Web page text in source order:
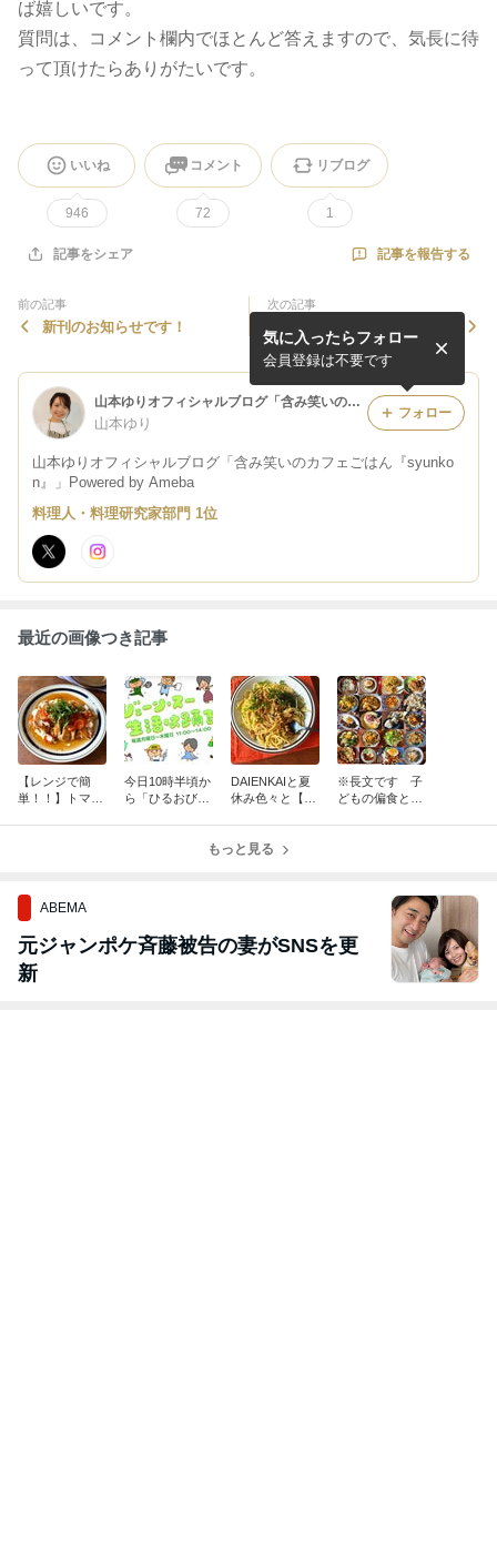
ば嬉しいです。
質問は、コメント欄内でほとんど答えますので、気長に待
って頂けたらありがたいです。
いいね
946
コメント
72
リブログ
1
記事をシェア 記事を報告する
前の記事
新刊のお知らせです！
次の記事
【簡単！！】アレルギー対応
＊レンジでブラウニーの卵不
使用版を作りました ※長文
です
山本ゆりオフィシャルブログ「含み笑いのカフェごはん『syunkon』」Powered by Ameba
山本ゆり
山本ゆりオフィシャルブログ「含み笑いのカフェごはん『syunko
n』」Powered by Ameba
気に入ったらフォロー
会員登録は不要です
フォロー
料理人・料理研究家部門 1位
最近の画像つき記事
【レンジで簡
単！！】トマト
今日10時半頃か
ら「ひるおび」
DAIENKAIと夏
休み色々と【包
スタ
※長文です 子
どもの偏食とか
もっと見る
ABEMA
元ジャンポケ斉藤被告の妻がSNSを更
新